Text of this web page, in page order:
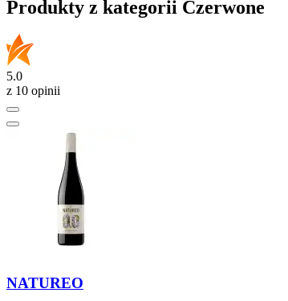
Produkty z kategorii Czerwone
5.0
z 10 opinii
NATUREO